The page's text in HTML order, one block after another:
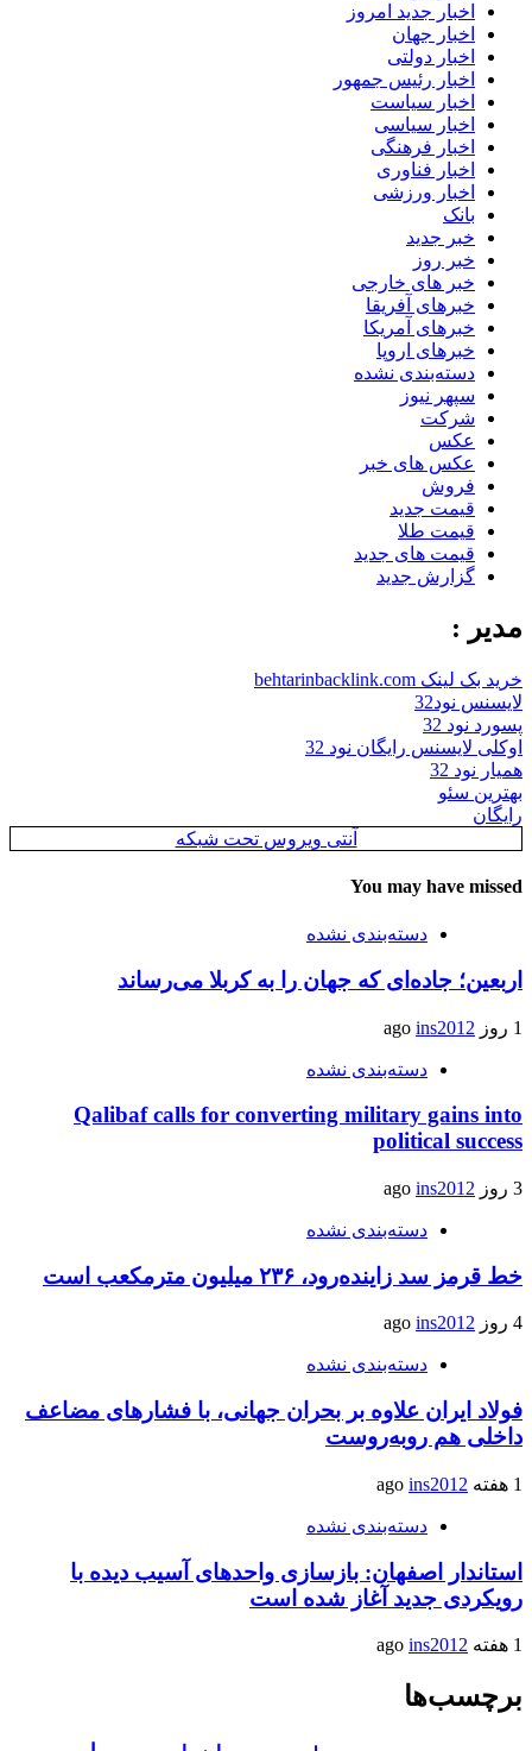
اخبار جدید امروز
اخبار جهان
اخبار دولتی
اخبار رئیس جمهور
اخبار سیاست
اخبار سیاسی
اخبار فرهنگی
اخبار فناوری
اخبار ورزشی
بانک
خبر جدید
خبر روز
خبر های خارجی
خبرهای آفریقا
خبرهای آمریکا
خبرهای اروپا
دسته‌بندی نشده
سپهر نیوز
شرکت
عکس
عکس های خبر
فروش
قیمت جدید
قیمت طلا
قیمت های جدید
گزارش جدید
مدیر :
خرید بک لینک behtarinbacklink.com
لایسنس نود32
پسورد نود 32
اوکلی لایسنس رایگان نود 32
همیار نود 32
بهترین سئو
رایگان
آنتی ویروس تحت شبکه
You may have missed
دسته‌بندی نشده
اربعین؛ جاده‌ای که جهان را به کربلا می‌رساند
1 روز ago ins2012
دسته‌بندی نشده
Qalibaf calls for converting military gains into
political success
3 روز ago ins2012
دسته‌بندی نشده
خط قرمز سد زاینده‌رود، ۲۳۶ میلیون مترمکعب است
4 روز ago ins2012
دسته‌بندی نشده
فولاد ایران علاوه بر بحران جهانی، با فشارهای مضاعف
داخلی هم روبه‌روست
1 هفته ago ins2012
دسته‌بندی نشده
استاندار اصفهان: بازسازی واحدهای آسیب دیده با
رویکردی جدید آغاز شده است
1 هفته ago ins2012
برچسب‌ها